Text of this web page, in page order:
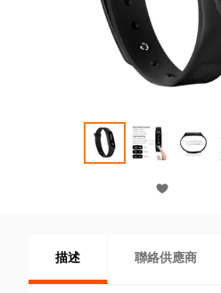
描述 聯絡供應商